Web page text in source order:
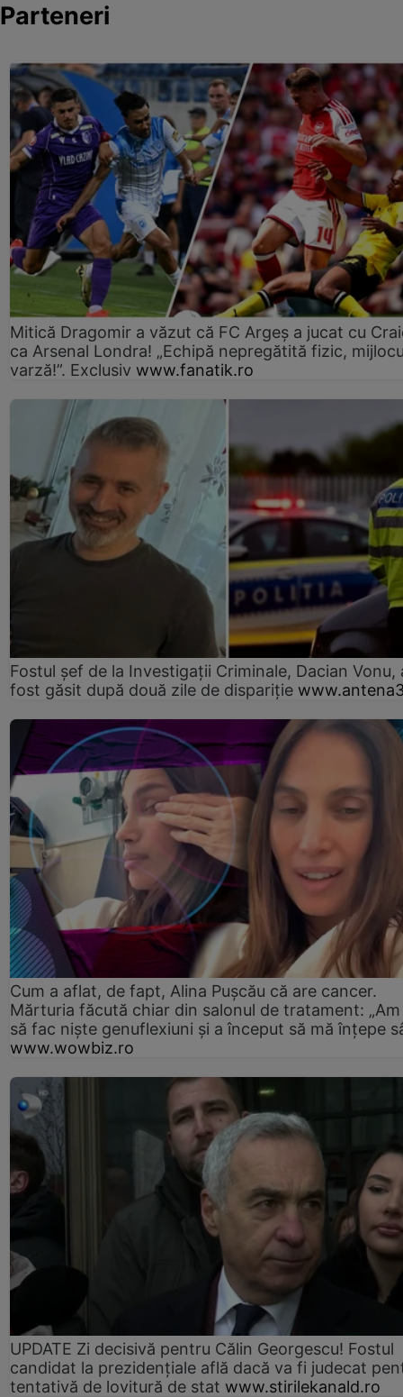
Parteneri
Mitică Dragomir a văzut că FC Argeș a jucat cu
ca Arsenal Londra! „Echipă nepregătită fizic,
varză!”. Exclusiv www.fanatik.ro
Fostul șef de la Investigații Criminale, Dacian Vonu,
fost găsit după două zile de dispariţie
Cum a aflat, de fapt, Alina Pușcău că are cancer.
Mărturia făcută chiar din salonul de tratament:
să fac niște genuflexiuni și a început să mă înțepe
www.wowbiz.ro
UPDATE Zi decisivă pentru Călin Georgescu! Fostul
candidat la prezidențiale află dacă va fi judecat
tentativă de lovitură de stat www.stirilekanald.ro